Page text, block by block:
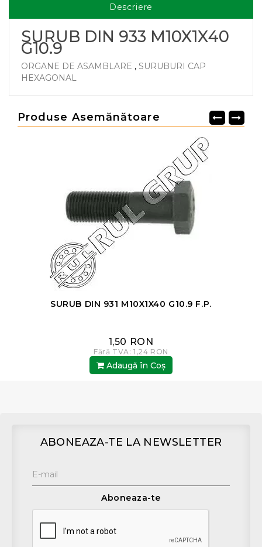
Descriere
SURUB DIN 933 M10X1X40
G10.9
ORGANE DE ASAMBLARE , SURUBURI CAP
HEXAGONAL
Produse Asemănătoare
SURUB DIN 931 M10X1X40 G10.9 F.P.
1,50 RON
Fără TVA: 1,24 RON
Adaugă în Coş
ABONEAZA-TE LA NEWSLETTER
Aboneaza-te